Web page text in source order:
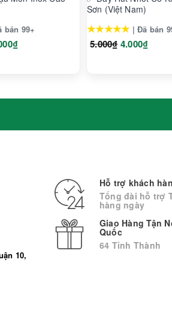
bán 99+
Sơn (Việt Nam)
★★★★★ | Đã bán
5.000₫ 4.000₫
10,
Hỗ trợ khách
Tổng đài hỗ trợ
hàng ngày
Giao Hàng Tận
Quốc
64 Tỉnh Thành